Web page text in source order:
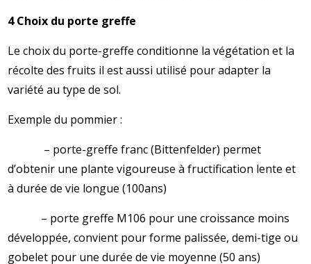
4 Choix du porte greffe
Le choix du porte-greffe conditionne la végétation et la
récolte des fruits il est aussi utilisé pour adapter la
variété au type de sol.
Exemple du pommier :
– porte-greffe franc (Bittenfelder) permet
d’obtenir une plante vigoureuse à fructification lente et
à durée de vie longue (100ans)
– porte greffe M106 pour une croissance moins
développée, convient pour forme palissée, demi-tige ou
gobelet pour une durée de vie moyenne (50 ans)